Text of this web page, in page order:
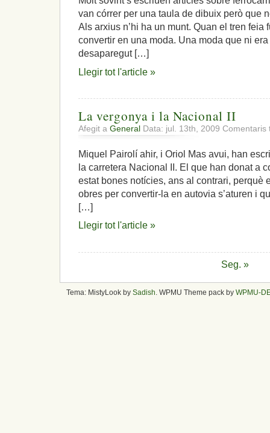
van córrer per una taula de dibuix però que
Als arxius n’hi ha un munt. Quan el tren feia
convertir en una moda. Una moda que ni
desaparegut […]
Llegir tot l'article »
La vergonya i la Nacional II
Afegit a General Data: jul. 13th, 2009 Comentaris
Miquel Pairolí ahir, i Oriol Mas avui, han
la carretera Nacional II. El que han donat a
estat bones notícies, ans al contrari, perquè
obres per convertir-la en autovia s’aturen i
[…]
Llegir tot l'article »
Seg. »
Tema: MistyLook by Sadish . WPMU Theme pack by WPMU-